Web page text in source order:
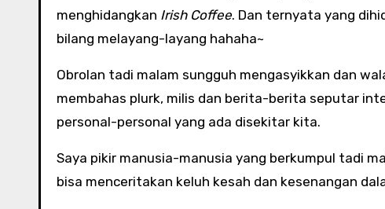
menghidangkan Irish Coffee. Dan ternyata yang
bilang melayang-layang hahaha~
Obrolan tadi malam sungguh mengasyikkan dan
membahas plurk, milis dan berita-berita seputar
personal-personal yang ada disekitar kita.
Saya pikir manusia-manusia yang berkumpul tadi
bisa menceritakan keluh kesah dan kesenangan